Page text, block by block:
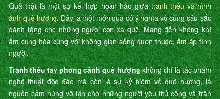
Quả thật là một sự kết hợp hoàn hảo giữatranh thêu và hình
ảnh quê hương. Đây là một món quà có ý nghĩa vô cùng sâu sắc
dành tặng cho những người con xa quê. Mang đến không khí
ấm cúng hòa cùng với không gian sống quen thuộc, ấm áp tình
người.
Tranh thêu tay phong cảnh quê hươngkhông chỉ là tác phẩm
nghệ thuật độc đáo mà còn là sự kỷ niệm về quê hương, là
nguồn cảm hứng vô tận cho những người yêu thủ công và trân